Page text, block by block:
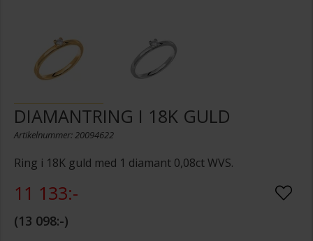
DIAMANTRING I 18K GULD
Artikelnummer: 20094622
Ring i 18K guld med 1 diamant 0,08ct WVS.
11 133:-
13 098:-